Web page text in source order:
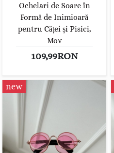
Ochelari de Soare în
Formă de Inimioară
pentru Căței și Pisici,
Mov
109,99RON
new